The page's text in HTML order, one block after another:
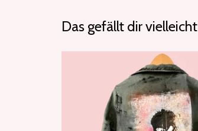
Das gefällt dir vielleicht